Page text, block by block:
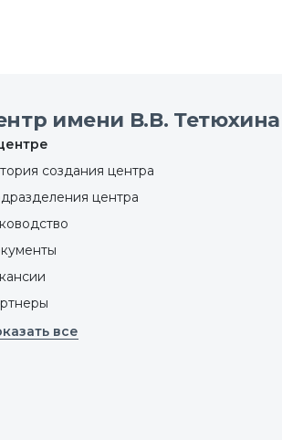
имени В.В. Тетюхина
создания центра
центра
все